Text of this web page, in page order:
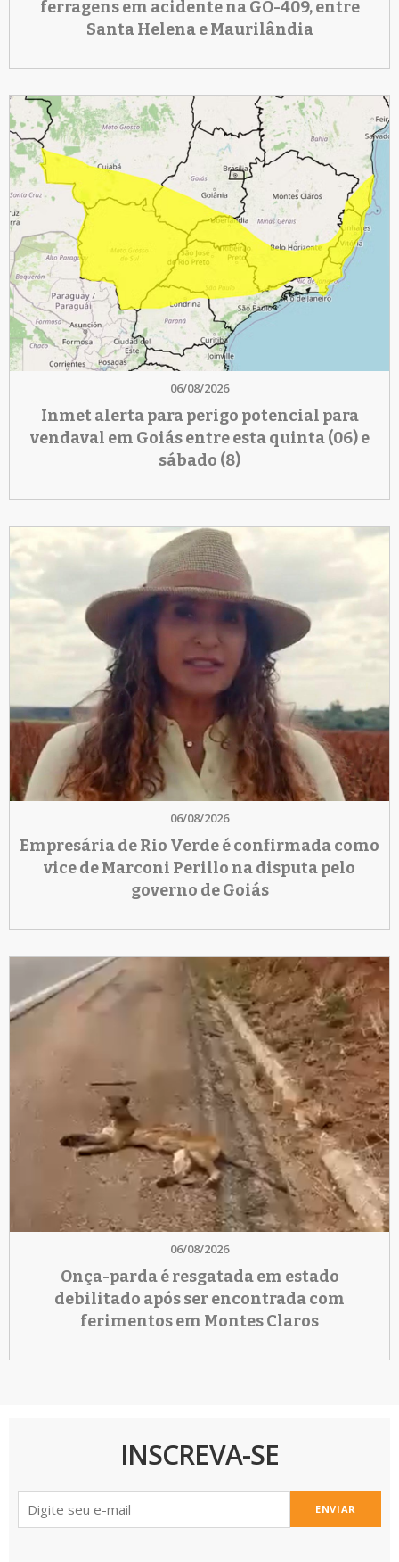
ferragens em acidente na GO-409, entre
Santa Helena e Maurilândia
06/08/2026
Inmet alerta para perigo potencial para
vendaval em Goiás entre esta quinta (06) e
sábado (8)
06/08/2026
Empresária de Rio Verde é confirmada como
vice de Marconi Perillo na disputa pelo
governo de Goiás
06/08/2026
Onça-parda é resgatada em estado
debilitado após ser encontrada com
ferimentos em Montes Claros
INSCREVA-SE
ENVIAR